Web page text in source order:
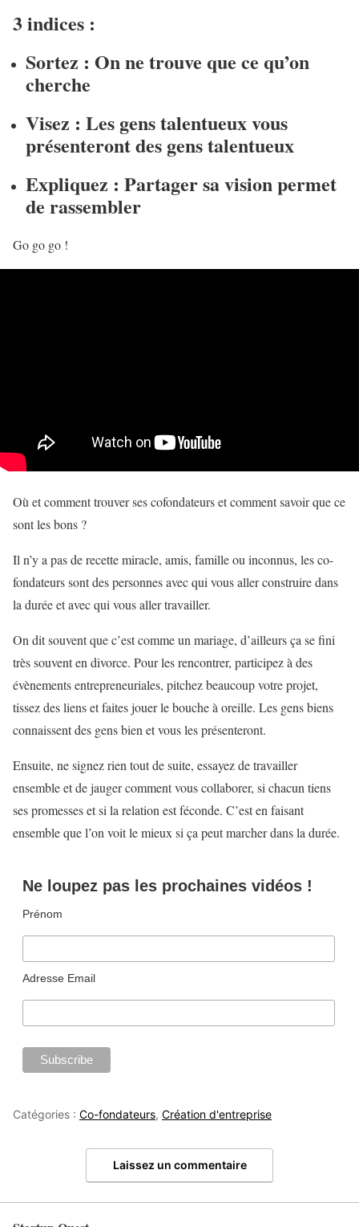
3 indices :
Sortez : On ne trouve que ce qu’on
cherche
Visez : Les gens talentueux vous
présenteront des gens talentueux
Expliquez : Partager sa vision permet
de rassembler
Go go go !
Où et comment trouver ses cofondateurs et comment savoir que ce
sont les bons ?
Il n’y a pas de recette miracle, amis, famille ou inconnus, les co-
fondateurs sont des personnes avec qui vous aller construire dans
la durée et avec qui vous aller travailler.
On dit souvent que c’est comme un mariage, d’ailleurs ça se fini
très souvent en divorce. Pour les rencontrer, participez à des
évènements entrepreneuriales, pitchez beaucoup votre projet,
tissez des liens et faites jouer le bouche à oreille. Les gens biens
connaissent des gens bien et vous les présenteront.
Ensuite, ne signez rien tout de suite, essayez de travailler
ensemble et de jauger comment vous collaborer, si chacun tiens
ses promesses et si la relation est féconde. C’est en faisant
ensemble que l’on voit le mieux si ça peut marcher dans la durée.
Ne loupez pas les prochaines vidéos !
Prénom
Adresse Email
Catégories : Co-fondateurs, Création d'entreprise
Laissez un commentaire